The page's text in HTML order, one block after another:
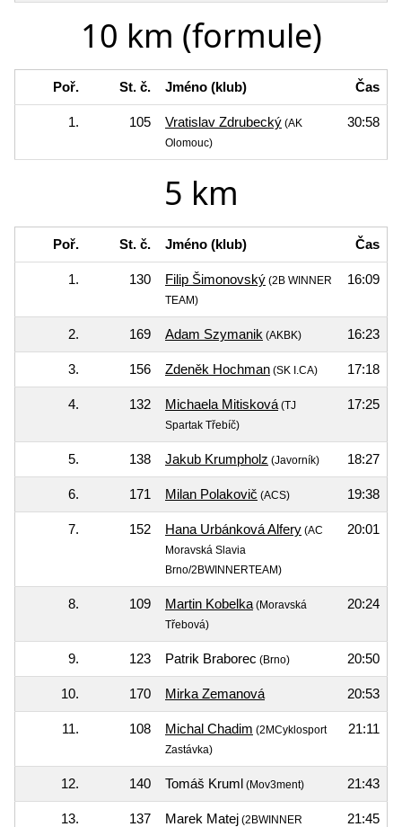
10 km (formule)
Poř. St. č. Jméno (klub) Čas
1. 105 Vratislav Zdrubecký (AK
Olomouc)
30:58
5 km
Poř. St. č. Jméno (klub) Čas
1. 130 Filip Šimonovský (2B WINNER
TEAM)
16:09
2. 169 Adam Szymanik (AKBK) 16:23
3. 156 Zdeněk Hochman (SK I.CA) 17:18
4. 132 Michaela Mitisková (TJ
Spartak Třebíč)
17:25
5. 138 Jakub Krumpholz (Javorník) 18:27
6. 171 Milan Polakovič (ACS) 19:38
7. 152 Hana Urbánková Alfery (AC
Moravská Slavia
Brno/2BWINNERTEAM)
20:01
8. 109 Martin Kobelka (Moravská
Třebová)
20:24
9. 123 Patrik Braborec (Brno) 20:50
10. 170 Mirka Zemanová 20:53
11. 108 Michal Chadim (2MCyklosport
Zastávka)
21:11
12. 140 Tomáš Kruml (Mov3ment) 21:43
13. 137 Marek Matej (2BWINNER
21:45